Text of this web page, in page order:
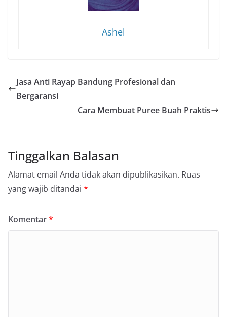
Ashel
Jasa Anti Rayap Bandung Profesional dan
Bergaransi
Cara Membuat Puree Buah Praktis
Tinggalkan Balasan
Alamat email Anda tidak akan dipublikasikan. Ruas
yang wajib ditandai *
Komentar*